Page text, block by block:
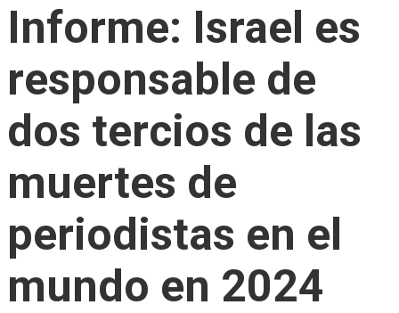
Informe: Israel es
responsable de
dos tercios de las
muertes de
periodistas en el
mundo en 2024